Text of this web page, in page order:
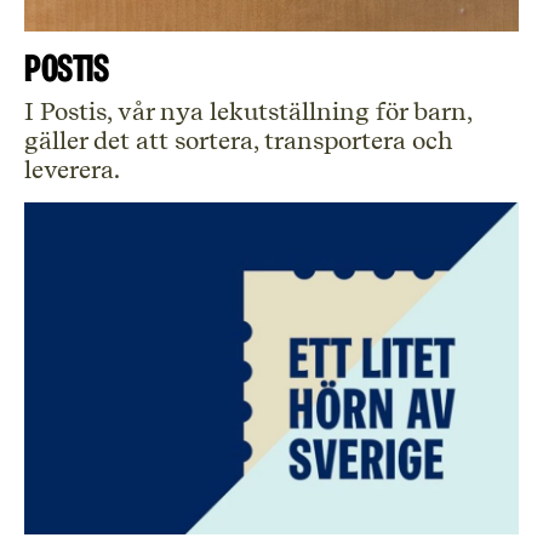
POSTIS
I Postis, vår nya lekutställning för barn,
gäller det att sortera, transportera och
leverera.